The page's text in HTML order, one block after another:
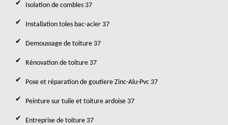
Isolation de combles 37
Installation toles bac-acier 37
Demoussage de toiture 37
Rénovation de toiture 37
Pose et réparation de goutiere Zinc-Alu-Pvc 37
Peinture sur tuile et toiture ardoise 37
Entreprise de toiture 37